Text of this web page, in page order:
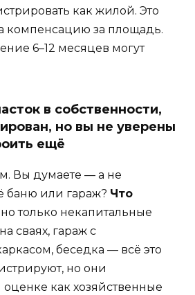
как жилой. Это
компенсацию за площадь.
6–12 месяцев могут
в собственности,
но вы не уверены
ещё
Вы думаете — а не
баню или гараж? Что
но только некапитальные
сваях, гараж с
беседка — всё это
но они
как хозяйственные